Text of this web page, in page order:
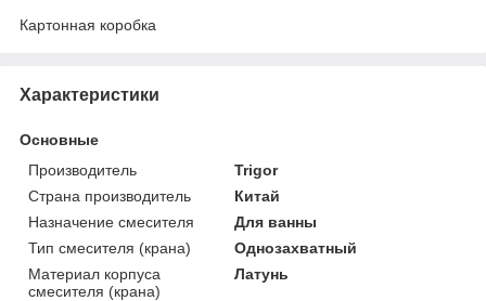
Картонная коробка
Характеристики
Основные
Производитель
Trigor
Страна производитель
Китай
Назначение смесителя
Для ванны
Тип смесителя (крана)
Однозахватный
Материал корпуса
смесителя (крана)
Латунь